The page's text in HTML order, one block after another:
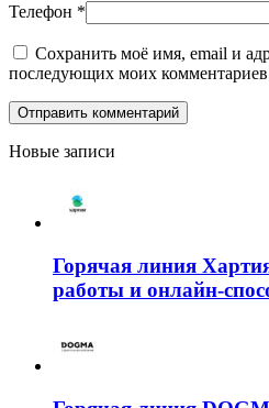
Телефон *
Сохранить моё имя, email и
последующих моих
Новые записи
Горячая линия
работы и онлайн-